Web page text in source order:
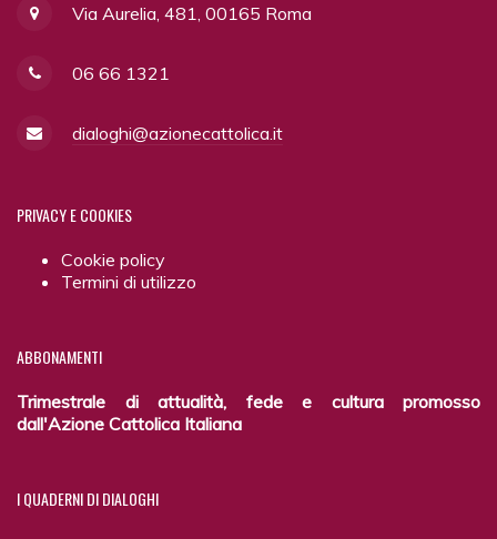
Via Aurelia, 481, 00165 Roma
06 66 1321
dialoghi@azionecattolica.it
PRIVACYE COOKIES
Cookie policy
Termini di utilizzo
ABBONAMENTI
Trimestrale di attualità, fede e cultura promosso
dall'Azione Cattolica Italiana
IQUADERNI DI DIALOGHI